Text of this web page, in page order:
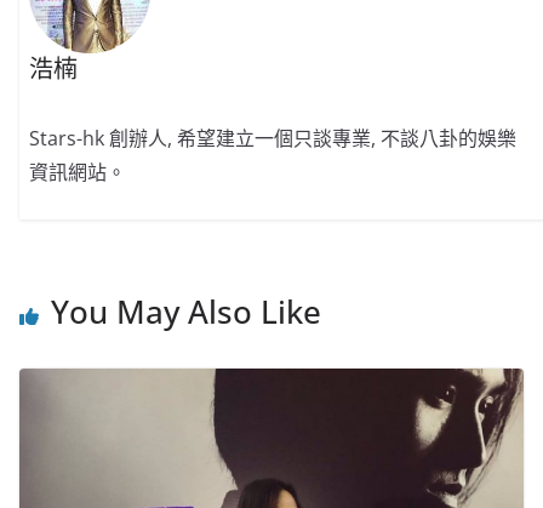
浩楠
Stars-hk 創辦人, 希望建立一個只談專業, 不談八卦的娛樂
資訊網站。
You May Also Like